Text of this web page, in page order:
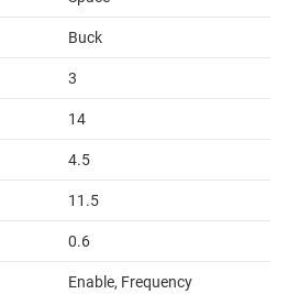
Buck
3
14
4.5
11.5
0.6
Enable, Frequency